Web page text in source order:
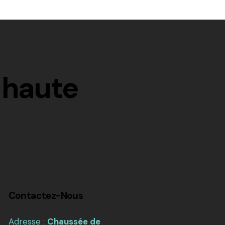
Contactez-Nous
Adresse : Chaussée de